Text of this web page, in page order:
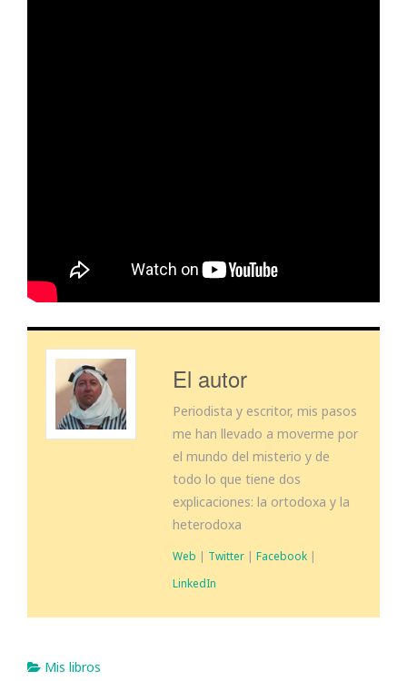
El autor
Periodista y escritor, mis pasos
me han llevado a moverme por
el mundo del misterio y de
todo lo que tiene dos
explicaciones: la ortodoxa y la
heterodoxa
Web | Twitter | Facebook |
LinkedIn
Mis libros